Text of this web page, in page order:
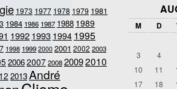
1973 1977 1978 1979 1981
1984 1986 1987 1988 1989
19921993 1994 1995
1998 1999 2000 2001 2002 2003
20062007200820092010
2013André
M D
3
4
10
11
17
18